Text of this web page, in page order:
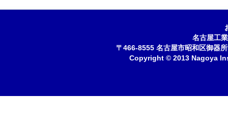
名古屋工
〒466-8555 名古屋市昭和区御
Copyright © 2013 Nagoya